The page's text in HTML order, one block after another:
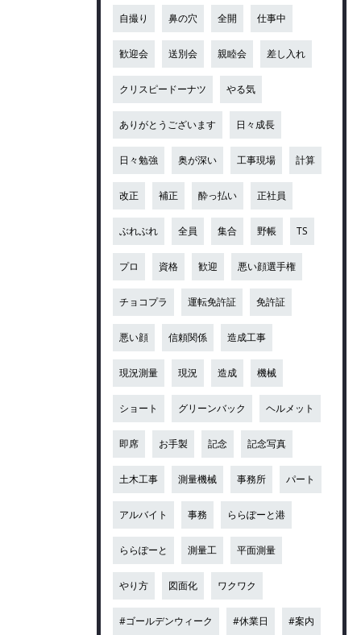
自撮り 鼻の穴 全開 仕事中
歓迎会 送別会 親睦会 差し入れ
クリスピードーナツ やる気
ありがとうございます 日々成長
日々勉強 奥が深い 工事現場 計算
改正 補正 酔っ払い 正社員
ぶれぶれ 全員 集合 野帳 TS
プロ 資格 歓迎 悪い顔選手権
チョコプラ 運転免許証 免許証
悪い顔 信頼関係 造成工事
現況測量 現況 造成 機械
ショート グリーンバック ヘルメット
即席 お手製 記念 記念写真
土木工事 測量機械 事務所 パート
アルバイト 事務 ららぽーと港
ららぽーと 測量工 平面測量
やり方 図面化 ワクワク
#ゴールデンウィーク #休業日 #案内